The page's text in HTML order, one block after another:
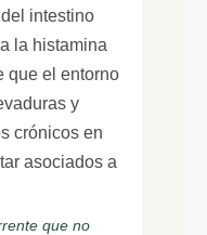
intestino
la histamina
que el entorno
y
crónicos en
asociados a
que no